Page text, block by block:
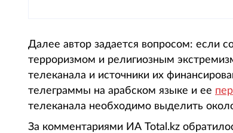
Далее автор задается вопросом: если
терроризмом и религиозным
телеканала и источники их
телеграммы на арабском языке и ее
телеканала необходимо выделить
За комментариями ИА Total.kz